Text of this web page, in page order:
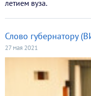
летием вуза.
Слово губернатору
27 мая 2021